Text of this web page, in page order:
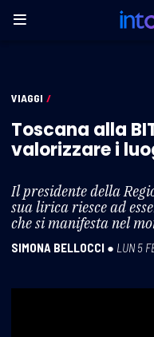
VIAGGI /
Toscana alla
valorizzare i
Il presidente della
sua lirica riesce ad
che si manifesta nel
SIMONA BELLOCCI ● LUN 5